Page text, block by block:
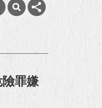
罪嫌